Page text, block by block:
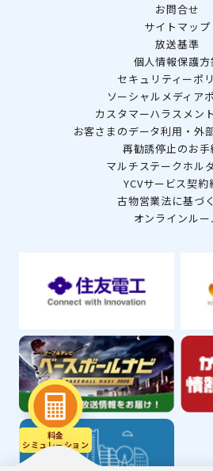
料金
シミュレ－ション
お問合せ
サイトマップ
放送基準
個人情報保護方
セキュリティーポ
ソーシャルメディア
カスタマーハラスメン
お客さまのデータ利用・外
再勧誘停止のお手
マルチステークホル
YCVサービス契約
古物営業法に基づ
オンラインルー